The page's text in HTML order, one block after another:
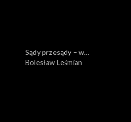
Sądy przesądy – w
powiększeniu
Bolesław Leśmian